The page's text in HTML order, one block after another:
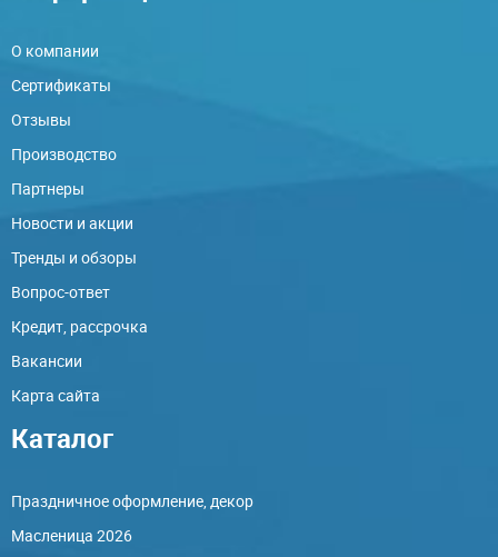
О компании
Сертификаты
Отзывы
Производство
Партнеры
Новости и акции
Тренды и обзоры
Вопрос-ответ
Кредит, рассрочка
Вакансии
Карта сайта
Каталог
Праздничное оформление, декор
Масленица 2026